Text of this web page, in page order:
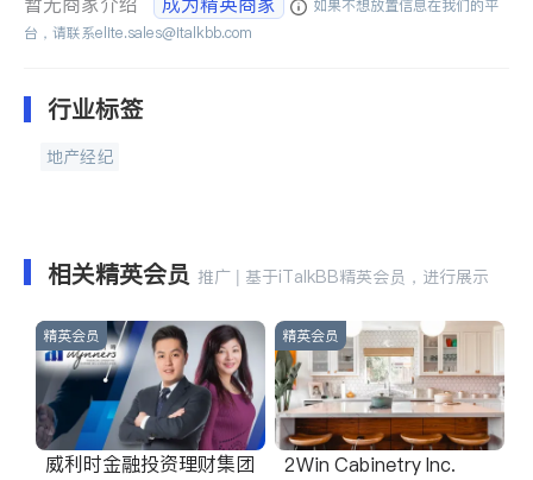
如果不想放置信息在我们的平
台，请联系elite.sales@italkbb.com
行业标签
地产经纪
相关精英会员 推广 | 基于iTalkBB精英会员，进行展示
精英会员
威利时金融投资理财集团
精英会员
2Win Cabinetry Inc.